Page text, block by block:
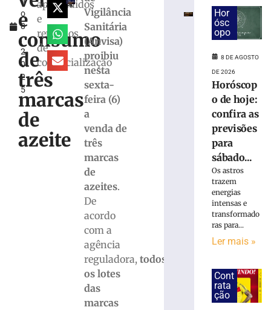
o
8
,
2
0
2
5
e
consumo
de
três
marcas
de
azeite
apreendidos
e
retirados
de
comercialização
Vigilância
Sanitária
(Anvisa)
proibiu
nesta
sexta-
feira (6)
a
venda de
três
marcas
de
azeites.
De
acordo
com a
agência
reguladora,todos
os lotes
das
marcas
confira
as
previsões
sábado
(08/08)
Prefeitura
apresenta
projeto
Digital
Hor
ósc
opo
8 DE AGOSTO
DE 2026
Horóscop
o de hoje:
confira as
previsões
para
sábado...
Os astros
trazem
energias
intensas e
transformado
ras para...
Ler mais »
Cont
rata
ção